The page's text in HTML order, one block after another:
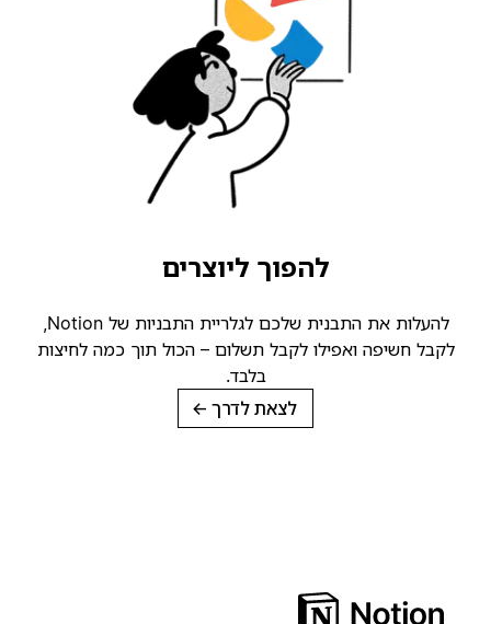
להפוך ליוצרים
להעלות את התבנית שלכם לגלריית התבניות של Notion,
לקבל חשיפה ואפילו לקבל תשלום – הכול תוך כמה לחיצות
בלבד.
לצאת לדרך→